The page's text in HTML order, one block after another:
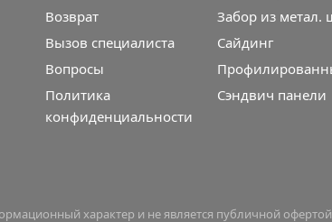
Возврат
Вызов специалиста
Вопросы
Политика
конфиденциальности
Забор из метал.
Сайдинг
Сэндвич панели
характер и не является публичной